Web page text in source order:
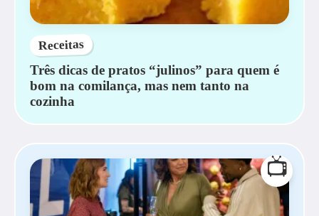
Receitas
Três dicas de pratos “julinos” para quem é
bom na comilança, mas nem tanto na
cozinha
📺